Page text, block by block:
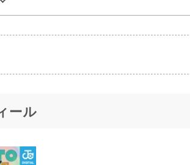
ール